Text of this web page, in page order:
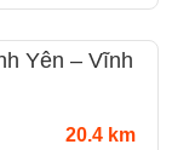
Yên – Vĩnh
20.4 km